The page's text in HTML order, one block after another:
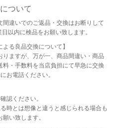
ついて
違いでのご返品・交換はお断りして
以内に検品をお願い致します。
る良品交換について】
ますが、万が一、商品間違い・商品
・手数料を当店負担にて早急に交換
お電話ください。
認ください。
時とは想像と違うと感じられる場合も
い致します。